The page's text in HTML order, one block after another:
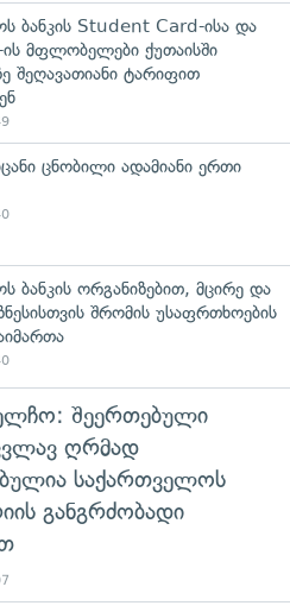
ბანკის Student Card-ისა და
მფლობელები ქუთაისში
შეღავათიანი ტარიფით
ცნობილი ადამიანი ერთი
ბანკის ორგანიზებით, მცირე და
შრომის უსაფრთხოების
შეერთებული
ღრმად
საქართველოს
განგრძობადი